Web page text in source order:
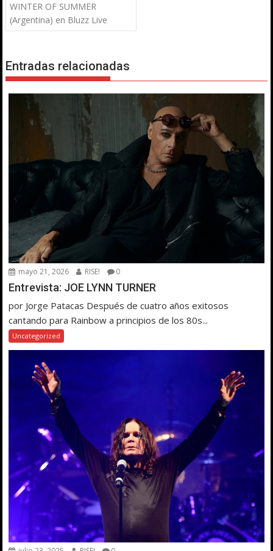
WINTER OF SUMMER
(Argentina) en Bluzz Live
Entradas relacionadas
mayo 21, 2026 RISE! 0
Entrevista: JOE LYNN TURNER
por Jorge Patacas Después de cuatro años exitosos
cantando para Rainbow a principios de los 80s...
Uncategorized